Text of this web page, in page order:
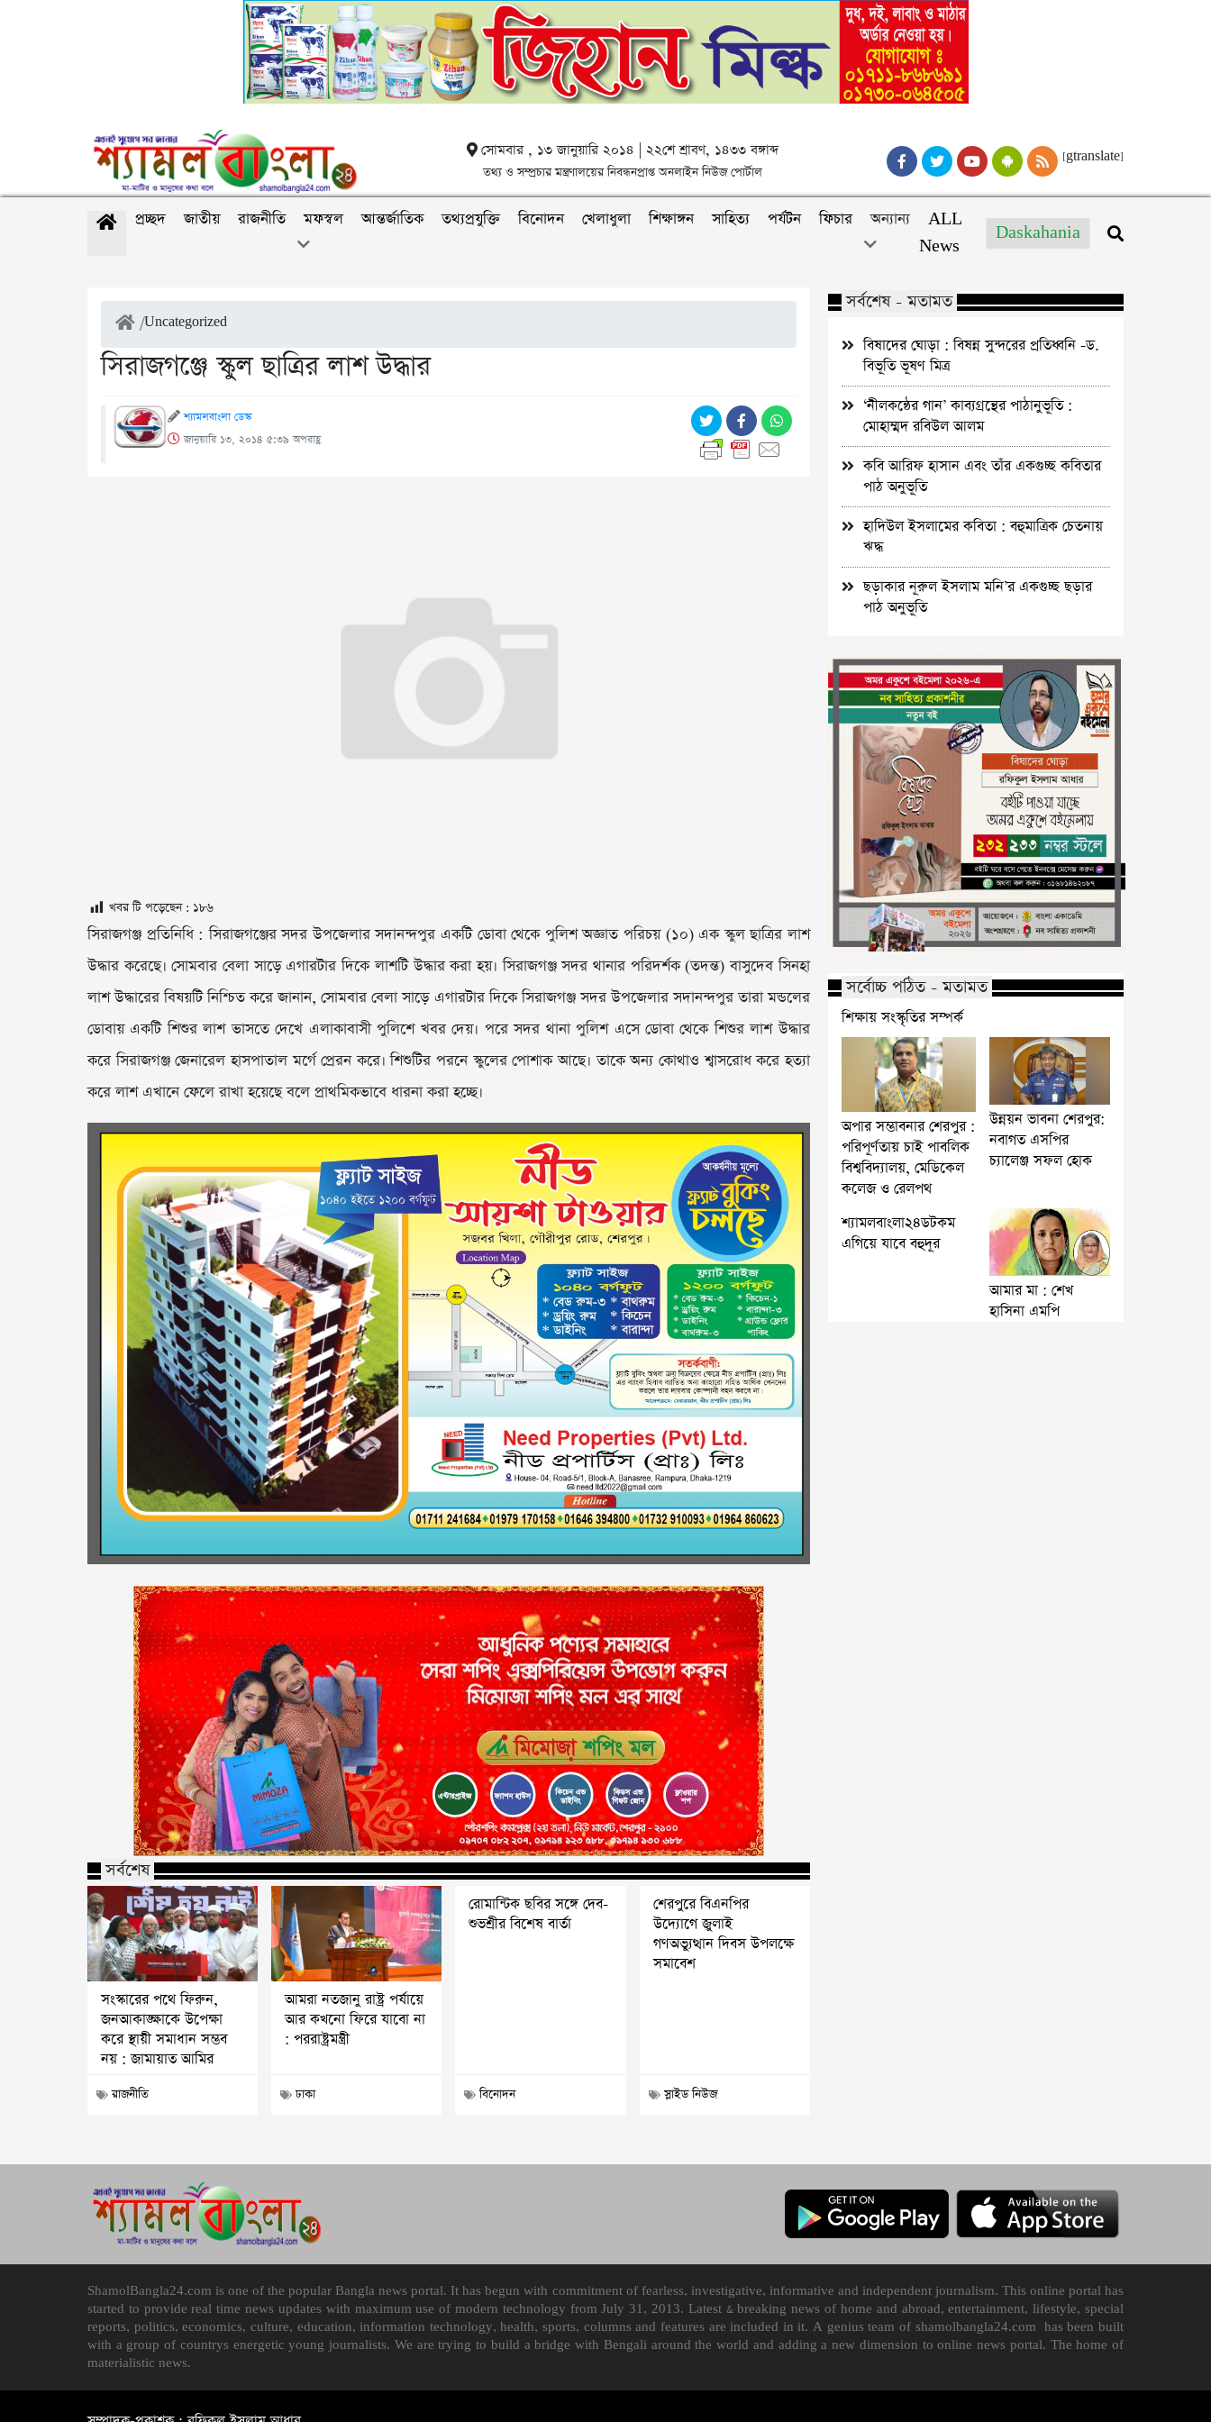
সোমবার , ১৩ জানুয়ারি ২০১৪ | ২২শে শ্রাবণ, ১৪৩৩ বঙ্গাব্দ
তথ্য ও সম্প্রচার মন্ত্রণালয়ের নিবন্ধনপ্রাপ্ত অনলাইন নিউজ পোর্টাল
[gtranslate]
প্রচ্ছদ জাতীয় রাজনীতি মফস্বল আন্তর্জাতিক তথ্যপ্রযুক্তি বিনোদন খেলাধুলা শিক্ষাঙ্গন সাহিত্য পর্যটন ফিচার অন্যান্য
ALL
News
Daskahania
/Uncategorized
সিরাজগঞ্জে স্কুল ছাত্রির লাশ উদ্ধার
শ্যামলবাংলা ডেস্ক
জানুয়ারি ১৩, ২০১৪ ৫:৩৯ অপরাহ্ণ
খবর টি পড়েছেন : ১৮৬
সিরাজগঞ্জ প্রতিনিধি : সিরাজগঞ্জের সদর উপজেলার সদানন্দপুর একটি ডোবা থেকে পুলিশ অজ্ঞাত পরিচয় (১০) এক স্কুল ছাত্রির লাশ
উদ্ধার করেছে। সোমবার বেলা সাড়ে এগারটার দিকে লাশটি উদ্ধার করা হয়। সিরাজগঞ্জ সদর থানার পরিদর্শক (তদন্ত) বাসুদেব সিনহা
লাশ উদ্ধারের বিষয়টি নিশ্চিত করে জানান, সোমবার বেলা সাড়ে এগারটার দিকে সিরাজগঞ্জ সদর উপজেলার সদানন্দপুর তারা মন্ডলের
ডোবায় একটি শিশুর লাশ ভাসতে দেখে এলাকাবাসী পুলিশে খবর দেয়। পরে সদর থানা পুলিশ এসে ডোবা থেকে শিশুর লাশ উদ্ধার
করে সিরাজগঞ্জ জেনারেল হাসপাতাল মর্গে প্রেরন করে। শিশুটির পরনে স্কুলের পোশাক আছে। তাকে অন্য কোথাও শ্বাসরোধ করে হত্যা
করে লাশ এখানে ফেলে রাখা হয়েছে বলে প্রাথমিকভাবে ধারনা করা হচ্ছে।
সর্বশেষ
সংস্কারের পথে ফিরুন,
জনআকাঙ্ক্ষাকে উপেক্ষা
করে স্থায়ী সমাধান সম্ভব
নয় : জামায়াত আমির
রাজনীতি
আমরা নতজানু রাষ্ট্র পর্যায়ে
আর কখনো ফিরে যাবো না
: পররাষ্ট্রমন্ত্রী
ঢাকা
রোমান্টিক ছবির সঙ্গে দেব-
শুভশ্রীর বিশেষ বার্তা
বিনোদন
শেরপুরে বিএনপির
উদ্যোগে জুলাই
গণঅভ্যুত্থান দিবস উপলক্ষে
সমাবেশ
স্লাইড নিউজ
সর্বশেষ - মতামত
বিষাদের ঘোড়া : বিষন্ন সুন্দরের প্রতিধ্বনি -ড.
বিভূতি ভূষণ মিত্র
‘নীলকন্ঠের গান’ কাব্যগ্রন্থের পাঠানুভূতি :
মোহাম্মদ রবিউল আলম
কবি আরিফ হাসান এবং তাঁর একগুচ্ছ কবিতার
পাঠ অনুভূতি
হাদিউল ইসলামের কবিতা : বহুমাত্রিক চেতনায়
ঋদ্ধ
ছড়াকার নূরুল ইসলাম মনি’র একগুচ্ছ ছড়ার
পাঠ অনুভূতি
সর্বোচ্চ পঠিত - মতামত
শিক্ষায় সংস্কৃতির সম্পর্ক
অপার সম্ভাবনার শেরপুর :
পরিপূর্ণতায় চাই পাবলিক
বিশ্ববিদ্যালয়, মেডিকেল
কলেজ ও রেলপথ
উন্নয়ন ভাবনা শেরপুর:
নবাগত এসপির
চ্যালেঞ্জ সফল হোক
শ্যামলবাংলা২৪ডটকম
এগিয়ে যাবে বহুদূর
আমার মা : শেখ
হাসিনা এমপি
ShamolBangla24.com is one of the popular Bangla news portal. It has begun with commitment of fearless, investigative, informative and independent journalism. This online portal has
started to provide real time news updates with maximum use of modern technology from July 31, 2013. Latest & breaking news of home and abroad, entertainment, lifestyle, special
reports, politics, economics, culture, education, information technology, health, sports, columns and features are included in it. A genius team of shamolbangla24.com has been built
with a group of countrys energetic young journalists. We are trying to build a bridge with Bengali around the world and adding a new dimension to online news portal. The home of
materialistic news.